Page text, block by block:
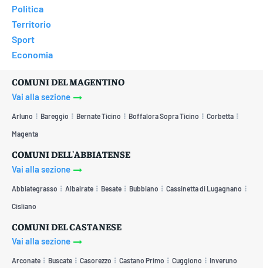
Politica
Territorio
Sport
Economia
COMUNI DEL MAGENTINO
Vai alla sezione
Arluno Bareggio Bernate Ticino Boffalora Sopra Ticino Corbetta
Magenta
COMUNI DELL'ABBIATENSE
Vai alla sezione
Abbiategrasso Albairate Besate Bubbiano Cassinetta di Lugagnano
Cisliano
COMUNI DEL CASTANESE
Vai alla sezione
Arconate Buscate Casorezzo Castano Primo Cuggiono Inveruno